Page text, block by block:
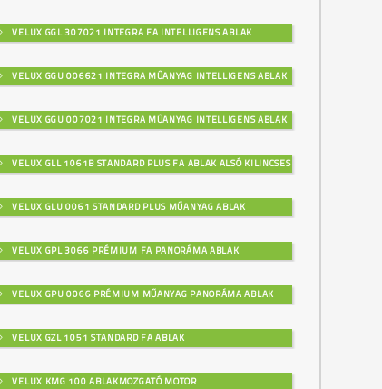
VELUX GGL 307021 INTEGRA FA INTELLIGENS ABLAK
VELUX GGU 006621 INTEGRA MŰANYAG INTELLIGENS ABLAK
VELUX GGU 007021 INTEGRA MŰANYAG INTELLIGENS ABLAK
VELUX GLL 1061B STANDARD PLUS FA ABLAK ALSÓ KILINCSES
VELUX GLU 0061 STANDARD PLUS MŰANYAG ABLAK
VELUX GPL 3066 PRÉMIUM FA PANORÁMA ABLAK
VELUX GPU 0066 PRÉMIUM MŰANYAG PANORÁMA ABLAK
VELUX GZL 1051 STANDARD FA ABLAK
VELUX KMG 100 ABLAKMOZGATÓ MOTOR